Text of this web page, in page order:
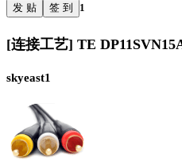
发 贴 签 到 1
[连接工艺] TE
skyeast1